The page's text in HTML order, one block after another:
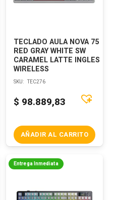
TECLADO AULA NOVA 75
RED GRAY WHITE SW
CARAMEL LATTE INGLES
WIRELESS
SKU: TEC276
$ 98.889,83
AÑADIR AL CARRITO
Entrega Inmediata